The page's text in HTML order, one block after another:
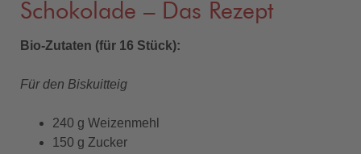
Schokolade – Das Rezept
Bio-Zutaten (für 16 Stück):
Für den Biskuitteig
240 g Weizenmehl
150 g Zucker